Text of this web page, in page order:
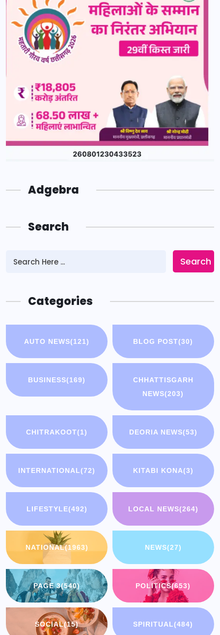
Adgebra
Search
Search
Categories
AUTO NEWS(121) BLOG POST(30)
BUSINESS(169)
CHHATTISGARH
NEWS(203)
CHITRAKOOT(1) DEORIA NEWS(53)
INTERNATIONAL(72) KITABI KONA(3)
LIFESTYLE(492) LOCAL NEWS(264)
NATIONAL(1963) NEWS(27)
PAGE 3(540) POLITICS(653)
SOCIAL(15) SPIRITUAL(484)